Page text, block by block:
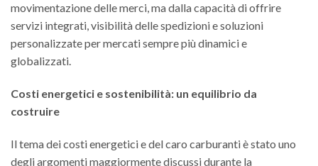
movimentazione delle merci, ma dalla capacità di offrire
servizi integrati, visibilità delle spedizioni e soluzioni
personalizzate per mercati sempre più dinamici e
globalizzati.
Costi energetici e sostenibilità: un equilibrio da
costruire
Il tema dei costi energetici e del caro carburanti è stato uno
degli argomenti maggiormente discussi durante la